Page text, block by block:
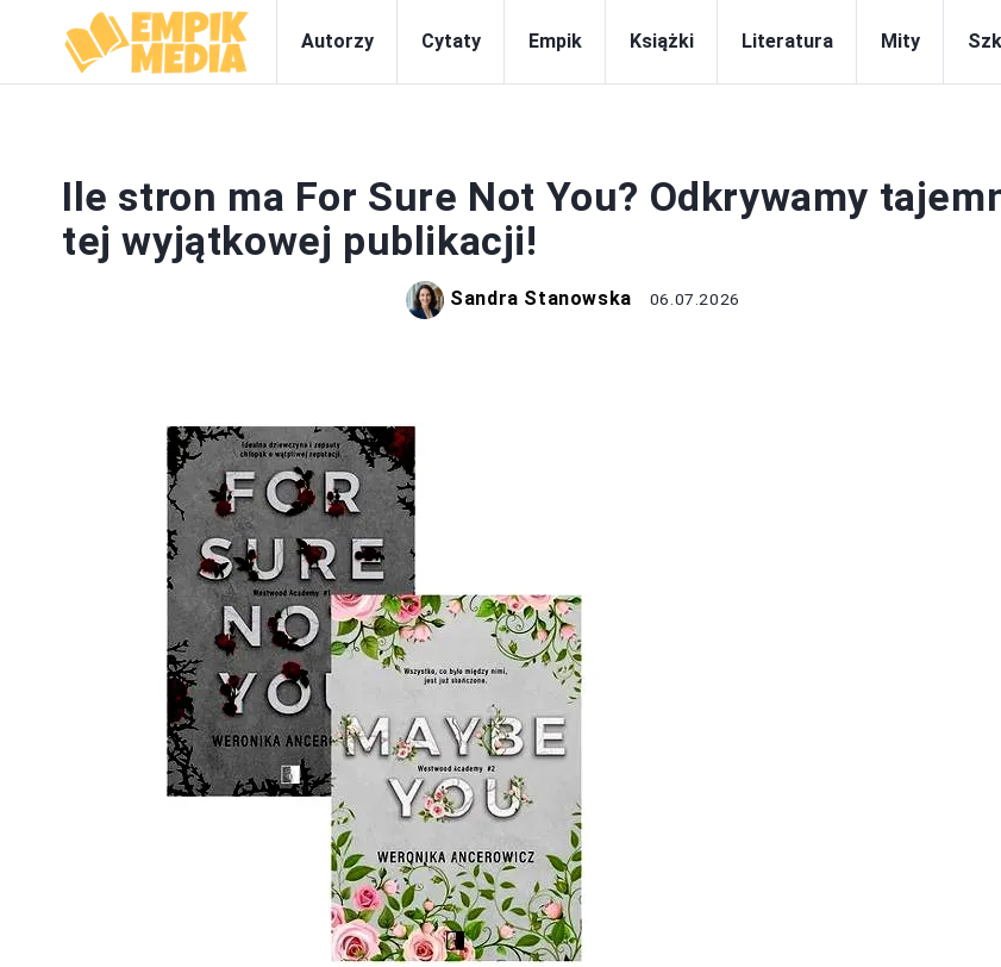
Autorzy Cytaty Empik Książki Literatura Mity
Ile stron ma For Sure Not You? Odkrywamy
tej wyjątkowej publikacji!
Sandra Stanowska 06.07.2026